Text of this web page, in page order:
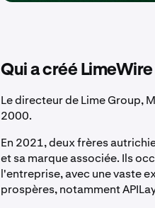
Qui a créé LimeWire
Le directeur de Lime Group,
2000.
En 2021, deux frères
et sa marque associée. Ils
l'entreprise, avec une vaste
prospères, notamment